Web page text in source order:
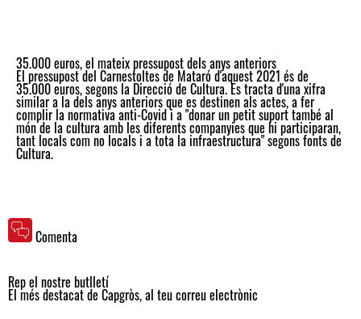
35.000 euros, el mateix pressupost dels anys anteriors
El pressupost del Carnestoltes de Mataró d'aquest 2021 és de
35.000 euros, segons la Direcció de Cultura. Es tracta d'una xifra
similar a la dels anys anteriors que es destinen als actes, a fer
complir la normativa anti-Covid i a "donar un petit suport també al
món de la cultura amb les diferents companyies que hi participaran,
tant locals com no locals i a tota la infraestructura" segons fonts de
Cultura.
Comenta
Rep el nostre butlletí
El més destacat de Capgròs, al teu correu electrònic